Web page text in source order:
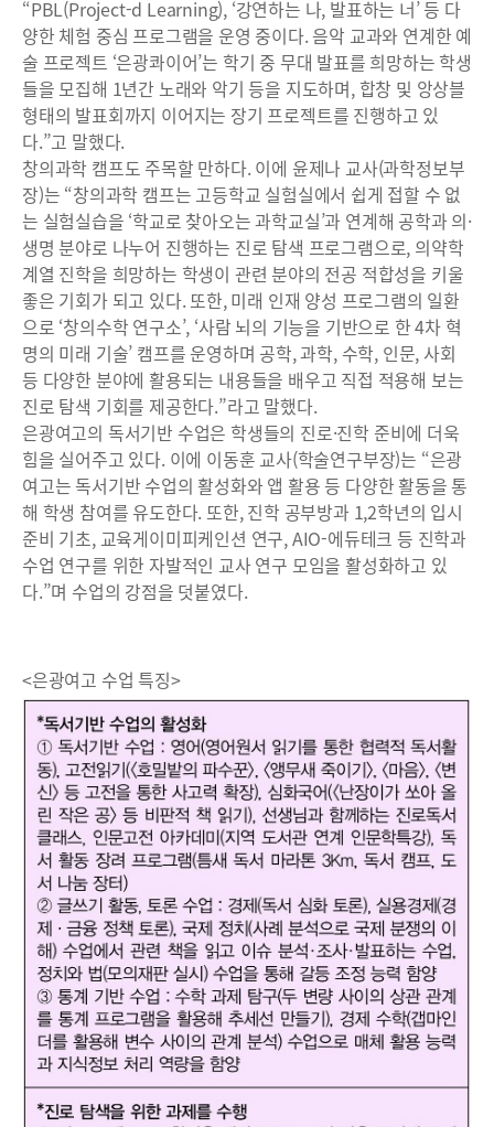
“PBL(Project-d Learning), ‘강연하는 나, 발표하는 너’ 등 다
양한 체험 중심 프로그램을 운영 중이다. 음악 교과와 연계한 예
술 프로젝트 ‘은광콰이어’는 학기 중 무대 발표를 희망하는 학생
들을 모집해 1년간 노래와 악기 등을 지도하며, 합창 및 앙상블
형태의 발표회까지 이어지는 장기 프로젝트를 진행하고 있
다.”고 말했다.
창의과학 캠프도 주목할 만하다. 이에 윤제나 교사(과학정보부
장)는 “창의과학 캠프는 고등학교 실험실에서 쉽게 접할 수 없
는 실험실습을 ‘학교로 찾아오는 과학교실’과 연계해 공학과 의·
생명 분야로 나누어 진행하는 진로 탐색 프로그램으로, 의약학
계열 진학을 희망하는 학생이 관련 분야의 전공 적합성을 키울
좋은 기회가 되고 있다. 또한, 미래 인재 양성 프로그램의 일환
으로 ‘창의수학 연구소’, ‘사람 뇌의 기능을 기반으로 한 4차 혁
명의 미래 기술’ 캠프를 운영하며 공학, 과학, 수학, 인문, 사회
등 다양한 분야에 활용되는 내용들을 배우고 직접 적용해 보는
진로 탐색 기회를 제공한다.”라고 말했다.
은광여고의 독서기반 수업은 학생들의 진로·진학 준비에 더욱
힘을 실어주고 있다. 이에 이동훈 교사(학술연구부장)는 “은광
여고는 독서기반 수업의 활성화와 앱 활용 등 다양한 활동을 통
해 학생 참여를 유도한다. 또한, 진학 공부방과 1,2학년의 입시
준비 기초, 교육게이미피케인션 연구, AIO-에듀테크 등 진학과
수업 연구를 위한 자발적인 교사 연구 모임을 활성화하고 있
다.”며 수업의 강점을 덧붙였다.
<은광여고 수업 특징>